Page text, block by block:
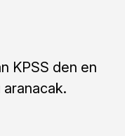
KPSS den en
aranacak.